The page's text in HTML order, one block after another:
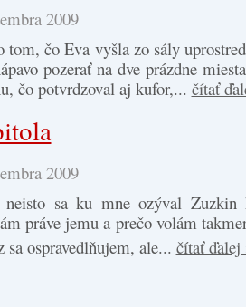
2009
tom, čo Eva vyšla zo sály
pozerať na dve prázdne
čo potvrdzoval aj kufor,... čítať
2009
neisto sa ku mne ozýval Zuzkin
práve jemu a prečo volám
sa ospravedlňujem, ale... čítať ďalej